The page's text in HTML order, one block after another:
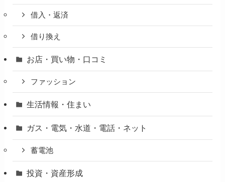
借入・返済
借り換え
お店・買い物・口コミ
ファッション
生活情報・住まい
ガス・電気・水道・電話・ネット
蓄電池
投資・資産形成